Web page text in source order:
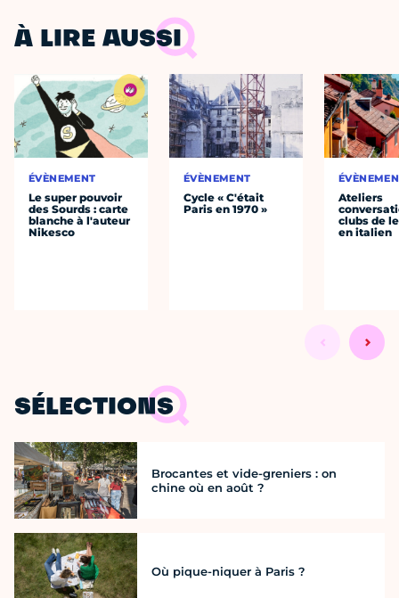
À LIRE AUSSI
ÉVÈNEMENT
Le super pouvoir
des Sourds : carte
blanche à l'auteur
Nikesco
ÉVÈNEMENT
Cycle « C'était
Paris en 1970 »
Ateliers
clubs de
en italien
SÉLECTIONS
Brocantes et vide-greniers : on
chine où en août ?
Où pique-niquer à Paris ?